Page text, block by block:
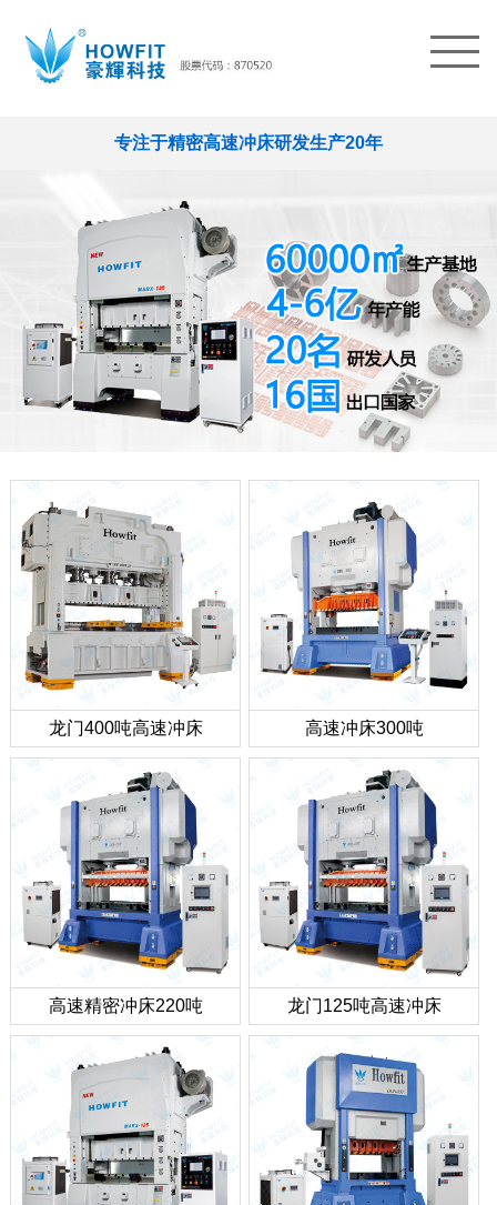
专注于精密高速冲床研发生产20年
龙门400吨高速冲床 高速冲床300吨
高速精密冲床220吨 龙门125吨高速冲床